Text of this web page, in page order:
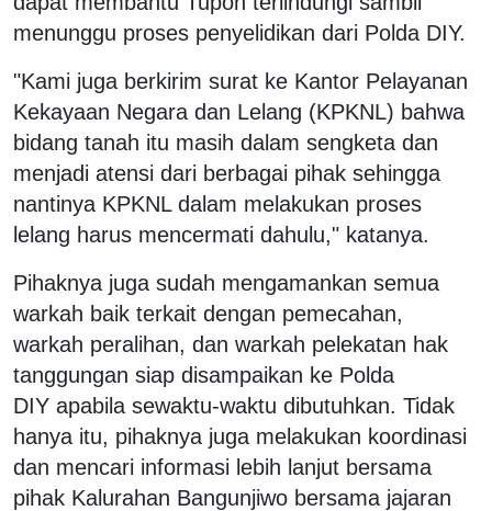
menunggu proses penyelidikan dari Polda DIY.
"Kami juga berkirim surat ke Kantor Pelayanan
Kekayaan Negara dan Lelang (KPKNL) bahwa
bidang tanah itu masih dalam sengketa dan
menjadi atensi dari berbagai pihak sehingga
nantinya KPKNL dalam melakukan proses
lelang harus mencermati dahulu," katanya.
Pihaknya juga sudah mengamankan semua
warkah baik terkait dengan pemecahan,
warkah peralihan, dan warkah pelekatan hak
tanggungan siap disampaikan ke Polda
DIY apabila sewaktu-waktu dibutuhkan. Tidak
hanya itu, pihaknya juga melakukan koordinasi
dan mencari informasi lebih lanjut bersama
pihak Kalurahan Bangunjiwo bersama jajaran